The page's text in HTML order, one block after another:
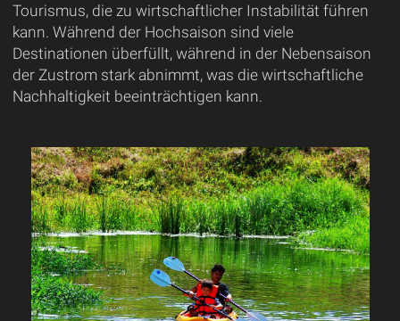
Tourismus, die zu wirtschaftlicher Instabilität führen
kann. Während der Hochsaison sind viele
Destinationen überfüllt, während in der Nebensaison
der Zustrom stark abnimmt, was die wirtschaftliche
Nachhaltigkeit beeinträchtigen kann.